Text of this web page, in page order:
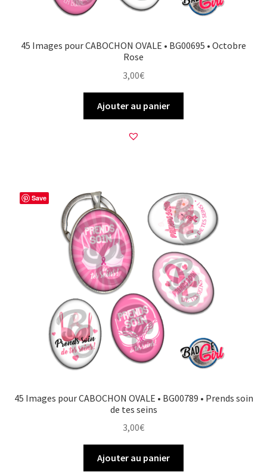
45 Images pour CABOCHON OVALE • BG00695 • Octobre
Rose
3,00€
Ajouter au panier
Save
45 Images pour CABOCHON OVALE • BG00789 • Prends soin
de tes seins
3,00€
Ajouter au panier